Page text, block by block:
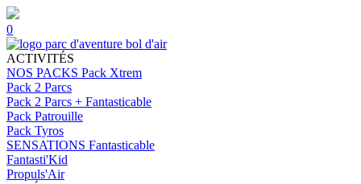
0
ACTIVITÉS
NOS PACKS Pack Xtrem
Pack 2 Parcs
Pack 2 Parcs + Fantasticable
Pack Patrouille
Pack Tyros
SENSATIONS Fantasticable
Fantasti'Kid
Propuls'Air